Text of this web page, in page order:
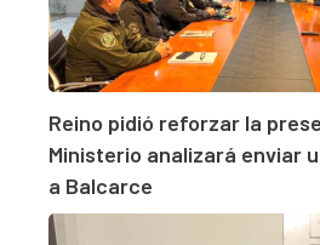
Reino pidió reforzar la
Ministerio analizará enviar
a Balcarce